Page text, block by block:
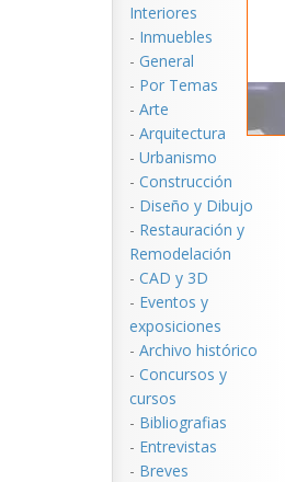
Interiores
- Inmuebles
- General
- Por Temas
- Arte
- Arquitectura
- Urbanismo
- Construcción
- Diseño y Dibujo
- Restauración y
Remodelación
- CAD y 3D
- Eventos y
exposiciones
- Archivo histórico
- Concursos y
cursos
- Bibliografias
- Entrevistas
- Breves